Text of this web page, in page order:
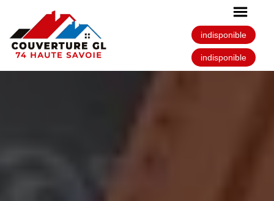
indisponible
indisponible